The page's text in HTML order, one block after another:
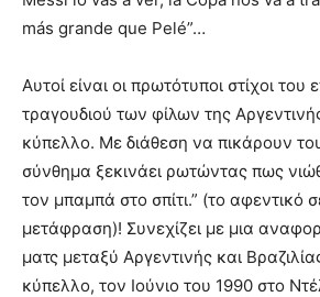
más grande que Pelé”…
Αυτοί είναι οι πρωτότυποι στίχοι του
τραγουδιού των φίλων της
κύπελλο. Με διάθεση να πικάρουν
σύνθημα ξεκινάει ρωτώντας πως
τον μπαμπά στο σπίτι.” (το αφεντικό
μετάφραση)! Συνεχίζει με μια
ματς μεταξύ Αργεντινής και
κύπελλο, τον Ιούνιο του 1990 στο